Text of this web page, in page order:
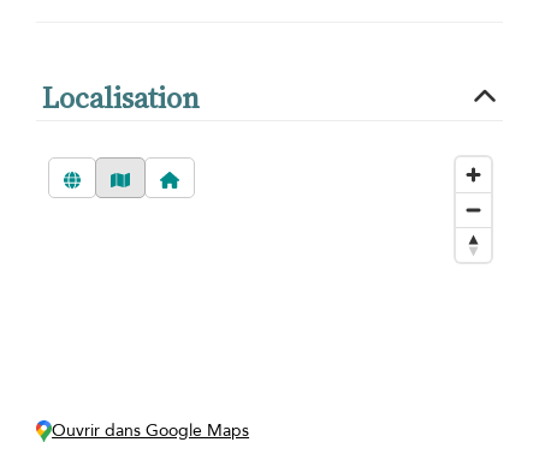
Localisation
Ouvrir dans Google Maps